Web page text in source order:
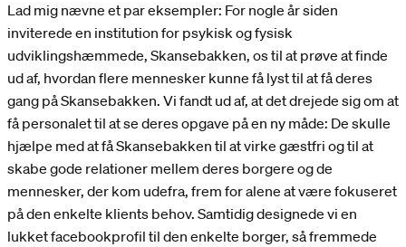
Lad mig nævne et par eksempler: For nogle år siden
inviterede en institution for psykisk og fysisk
udviklingshæmmede, Skansebakken, os til at prøve at finde
ud af, hvordan flere mennesker kunne få lyst til at få deres
gang på Skansebakken. Vi fandt ud af, at det drejede sig om at
få personalet til at se deres opgave på en ny måde: De skulle
hjælpe med at få Skansebakken til at virke gæstfri og til at
skabe gode relationer mellem deres borgere og de
mennesker, der kom udefra, frem for alene at være fokuseret
på den enkelte klients behov. Samtidig designede vi en
lukket facebookprofil til den enkelte borger, så fremmede